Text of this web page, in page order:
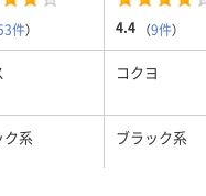
件） 4.4 （9件）
コクヨ
ク系 ブラック系